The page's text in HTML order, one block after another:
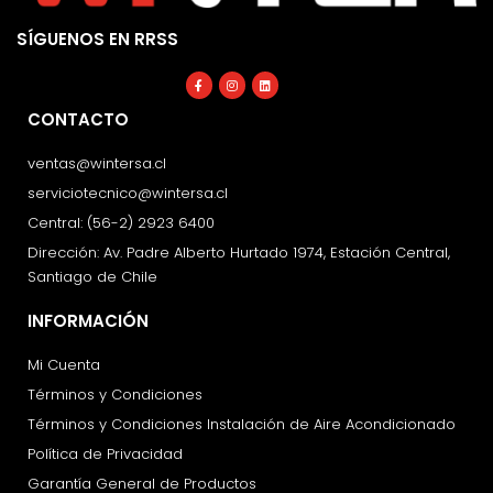
SÍGUENOS EN RRSS
Facebook-
f
Instagram
Linkedin
CONTACTO
ventas@wintersa.cl
serviciotecnico@wintersa.cl
Central: (56-2) 2923 6400
Dirección: Av. Padre Alberto Hurtado 1974, Estación Central,
Santiago de Chile
INFORMACIÓN
Mi Cuenta
Términos y Condiciones
Términos y Condiciones Instalación de Aire Acondicionado
Política de Privacidad
Garantía General de Productos